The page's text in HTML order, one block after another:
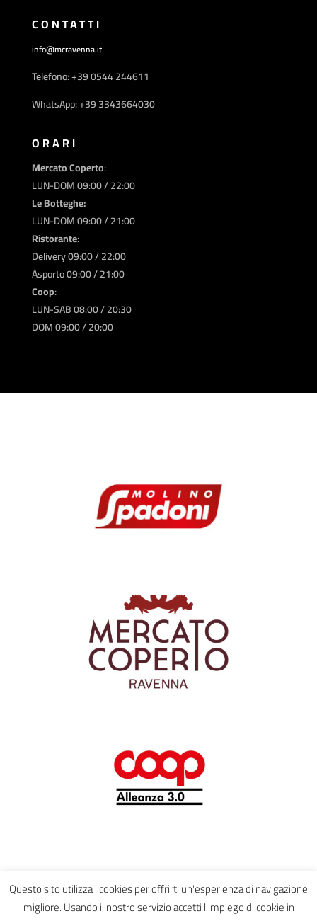
CONTATTI
info@mcravenna.it
Telefono: +39 0544 244611
WhatsApp: +39 3343664030
ORARI
Mercato Coperto:
LUN-DOM 09:00 / 22:00
Le Botteghe:
LUN-DOM 09:00 / 21:00
Ristorante:
Delivery 09:00 / 22:00
Asporto 09:00 / 21:00
Coop:
LUN-SAB 08:00 / 20:30
DOM 09:00 / 20:00
Questo sito utilizza i cookies per offrirti un'esperienza di navigazione
migliore. Usando il nostro servizio accetti l'impiego di cookie in